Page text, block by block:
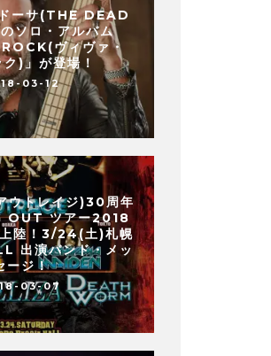
ーサ(THE DEAD
ソロ・アルバム
ヴィヴァ・
)」が登場！
03-12
トレイジ)30周年
OUT ツアー2018
陸！3/24(土)札幌
出演バンド・メッ
ージ！
03-07